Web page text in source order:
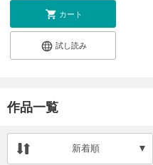
カート
試し読み
作品一覧
新着順